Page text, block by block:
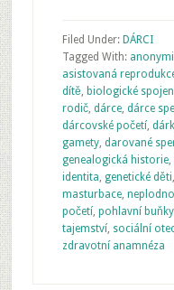
Filed Under: DÁRCI
Tagged With:
asistovaná
dítě, biologické
rodič, dárce, dárce
dárcovské početí,
gamety, darované
genealogická historie,
identita, genetické děti,
masturbace,
početí, pohlavní buňky
tajemství, sociální
zdravotní anamnéza